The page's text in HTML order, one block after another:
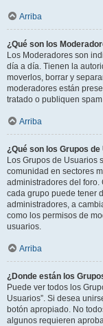
Arriba
¿Qué son los
Los Moderadores son
día a día. Tienen la
moverlos, borrar y
moderadores están
tratado o publiquen
Arriba
¿Qué son los Grupos
Los Grupos de Usuarios
comunidad en sectores
administradores del
cada grupo puede tener
administradores, a
como los permisos de
usuarios.
Arriba
¿Donde están los
Puede ver todos los
Usuarios”. Si desea
botón apropiado. No
algunos requieren